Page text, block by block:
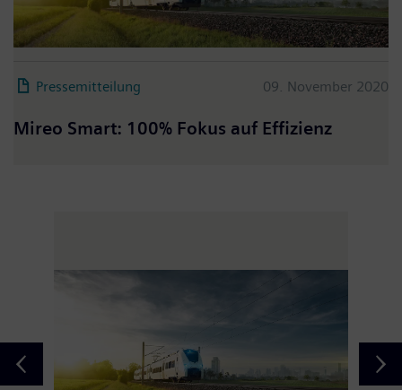
Pressemitteilung 09. November 2020
Mireo Smart: 100% Fokus auf Effizienz